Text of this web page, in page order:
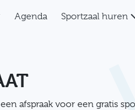
Agenda Sportzaal huren
afspraak voor een gratis